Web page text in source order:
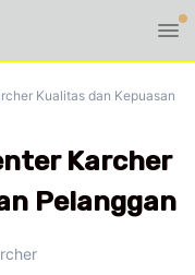
Kualitas dan Kepuasan
Karcher
Pelanggan